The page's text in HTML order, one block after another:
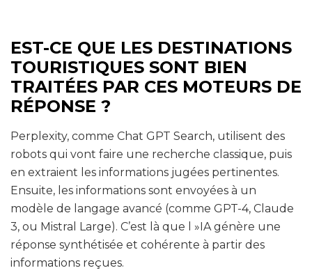
EST-CE QUE LES DESTINATIONS
TOURISTIQUES SONT BIEN
TRAITÉES PAR CES MOTEURS DE
RÉPONSE ?
Perplexity, comme Chat GPT Search, utilisent des
robots qui vont faire une recherche classique, puis
en extraient les informations jugées pertinentes.
Ensuite, les informations sont envoyées à un
modèle de langage avancé (comme GPT-4, Claude
3, ou Mistral Large). C’est là que l »IA génère une
réponse synthétisée et cohérente à partir des
informations reçues.